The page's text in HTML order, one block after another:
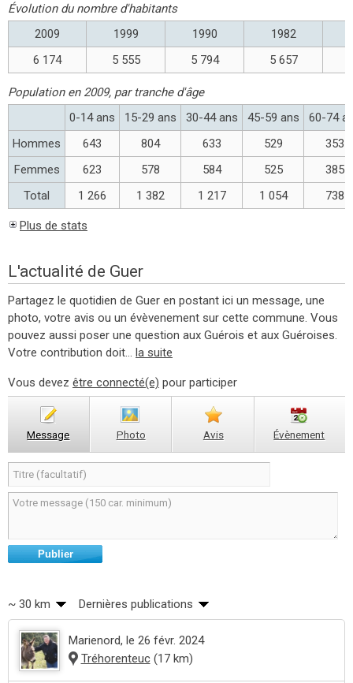
Évolution du nombre d'habitants
2009
1999 1990 1982
6 174
5 555 5 794 5 657
Population en 2009, par tranche d'âge
0-14 ans
15-29 ans 30-44 ans 45-59 ans
60-74
Hommes
643 804 633 529
353
Femmes
623 578 584 525
385
Total
1 266 1 382 1 217 1 054 738
Plus de stats
L'actualité de Guer
Partagez le quotidien de Guer en postant ici un message, une
photo, votre avis ou un évèvenement sur cette commune. Vous
pouvez aussi poser une question aux Guérois et aux Guéroises.
Votre contribution doit... la suite
Vous devez être connecté(e) pour participer
Message Photo Avis Évènement
Publier
~ 30 km Dernières publications
Marienord, le 26 févr. 2024
Tréhorenteuc(17 km)